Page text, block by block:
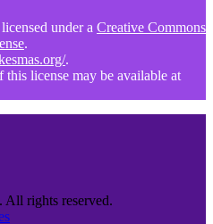
under a Creative Commons
.
.
this license may be available at
rights reserved.